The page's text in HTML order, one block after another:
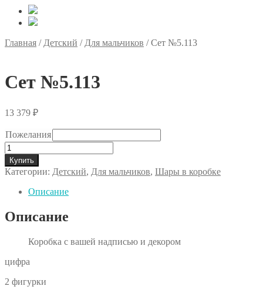
Главная / Детский / Для мальчиков /Сет №5.113
Сет №5.113
13 379 ₽
Пожелания
Количество
товара
Сет
№5.113
Купить
Категории: Детский, Для мальчиков, Шары в коробке
Описание
Описание
Коробка с вашей надписью и декором
цифра
2 фигурки